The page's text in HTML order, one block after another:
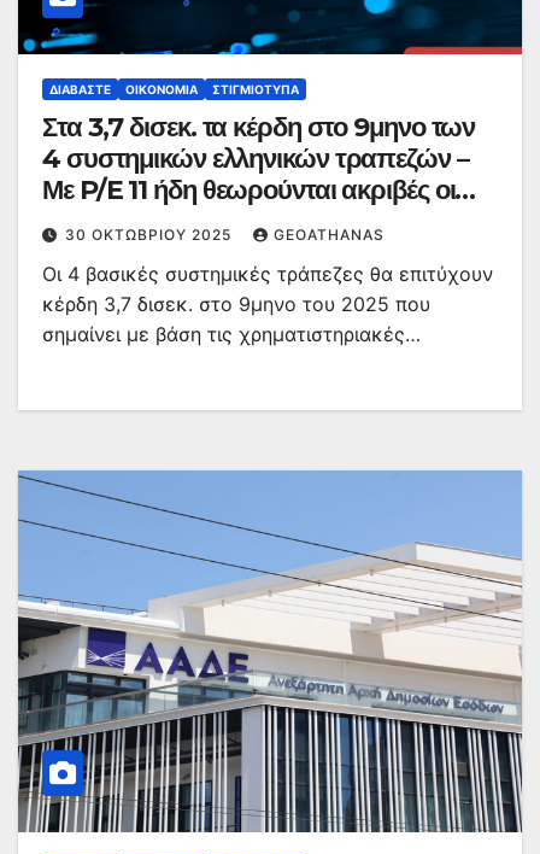
ΔΙΑΒΆΣΤΕ ΟΙΚΟΝΟΜΊΑ ΣΤΙΓΜΙΌΤΥΠΑ
Στα 3,7 δισεκ. τα κέρδη στο 9μηνο των
4 συστημικών ελληνικών τραπεζών –
Με P/E 11 ήδη θεωρούνται ακριβές οι
μετοχές
30 ΟΚΤΩΒΡΊΟΥ 2025 GEOATHANAS
Οι 4 βασικές συστημικές τράπεζες θα επιτύχουν
κέρδη 3,7 δισεκ. στο 9μηνο του 2025 που
σημαίνει με βάση τις χρηματιστηριακές…